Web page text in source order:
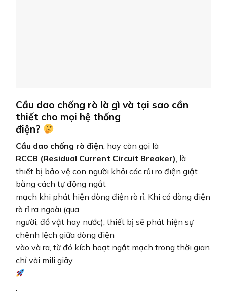
Cầu dao chống rò là gì và tại sao cần
thiết cho mọi hệ thống
điện?
Cầu dao chống rò điện, hay còn gọi là
RCCB (Residual Current Circuit Breaker), là
thiết bị bảo vệ con người khỏi các rủi ro điện giật
bằng cách tự động ngắt
mạch khi phát hiện dòng điện rò rỉ. Khi có dòng điện
rò rỉ ra ngoài (qua
người, đồ vật hay nước), thiết bị sẽ phát hiện sự
chênh lệch giữa dòng điện
vào và ra, từ đó kích hoạt ngắt mạch trong thời gian
chỉ vài mili giây.